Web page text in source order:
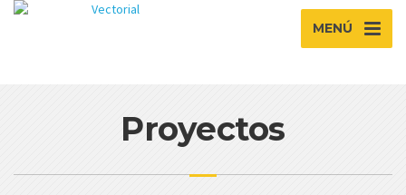
MENÚ
Proyectos